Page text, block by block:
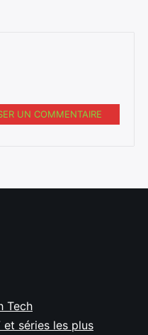
UN COMMENTAIRE
Tech
et séries les plus